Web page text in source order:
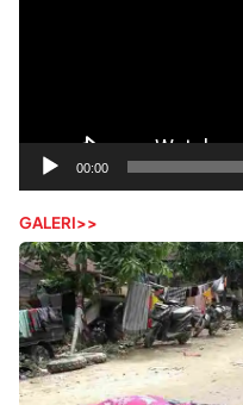
00:00
GALERI>>